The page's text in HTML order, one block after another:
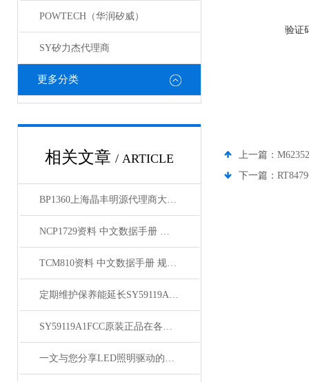
POWTECH（华润矽威）
SY矽力杰代理商
更多分类
相关文章 / ARTICLE
BP1360上海晶丰明源代理商大量现货出售
NCP1729资料 中文数据手册 规格书 PDF
TCM810资料 中文数据手册 规格书 PDF
定期维护保养能延长SY59119A1FCC原装正品的使用寿命
SY59119A1FCC原装正品在各领域中发挥着重要的作用
一文与您分享LED照明驱动的维护保养方法
验证
上一篇：
下一篇：